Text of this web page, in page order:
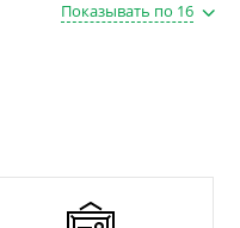
Показывать по 16